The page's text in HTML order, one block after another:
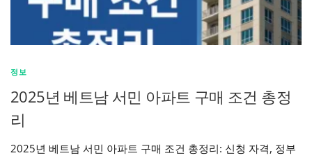
정보
2025년 베트남 서민 아파트 구매 조건 총정
리
2025년 베트남 서민 아파트 구매 조건 총정리: 신청 자격, 정부